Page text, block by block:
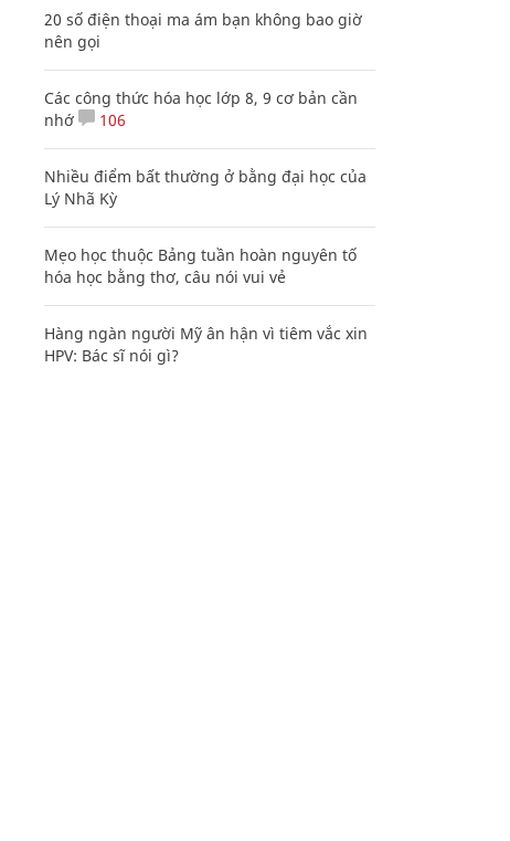
20 số điện thoại ma ám bạn không bao giờ
nên gọi
Các công thức hóa học lớp 8, 9 cơ bản cần
nhớ
106
Nhiều điểm bất thường ở bằng đại học của
Lý Nhã Kỳ
Mẹo học thuộc Bảng tuần hoàn nguyên tố
hóa học bằng thơ, câu nói vui vẻ
Hàng ngàn người Mỹ ân hận vì tiêm vắc xin
HPV: Bác sĩ nói gì?